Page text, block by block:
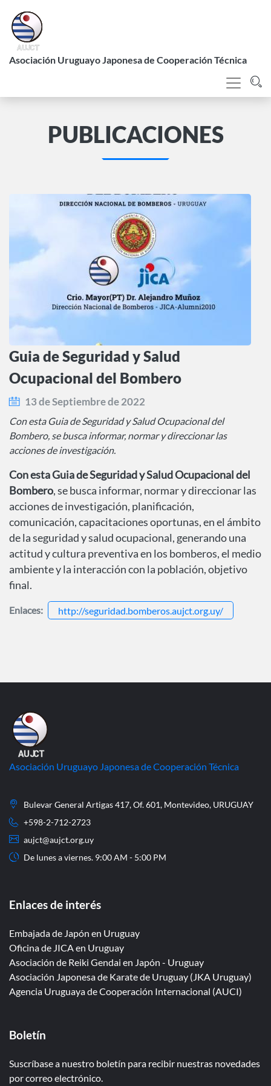
contenido
principal
Asociación Uruguayo Japonesa de Cooperación Técnica
PUBLICACIONES
Guia de Seguridad y Salud
Ocupacional del Bombero
13 de Septiembre de 2022
Con esta Guia de Seguridad y Salud Ocupacional del
Bombero, se busca informar, normar y direccionar las
acciones de investigación.
Con esta Guia de Seguridad y Salud Ocupacional del
Bombero, se busca informar, normar y direccionar las
acciones de investigación, planificación,
comunicación, capacitaciones oportunas, en el ámbito
de la seguridad y salud ocupacional, generando una
actitud y cultura preventiva en los bomberos, el medio
ambiente y la interacción con la población, objetivo
final.
Enlaces http://seguridad.bomberos.aujct.org.uy/
Asociación Uruguayo Japonesa de Cooperación Técnica
Bulevar General Artigas 417, Of. 601, Montevideo, URUGUAY
+598-2-712-2723
aujct@aujct.org.uy
De lunes a viernes. 9:00 AM - 5:00 PM
Enlaces de interés
Embajada de Japón en Uruguay
Oficina de JICA en Uruguay
Asociación de Reiki Gendai en Japón - Uruguay
Asociación Japonesa de Karate de Uruguay (JKA Uruguay)
Agencia Uruguaya de Cooperación Internacional (AUCI)
Boletín
Suscríbase a nuestro boletín para recibir nuestras novedades
por correo electrónico.